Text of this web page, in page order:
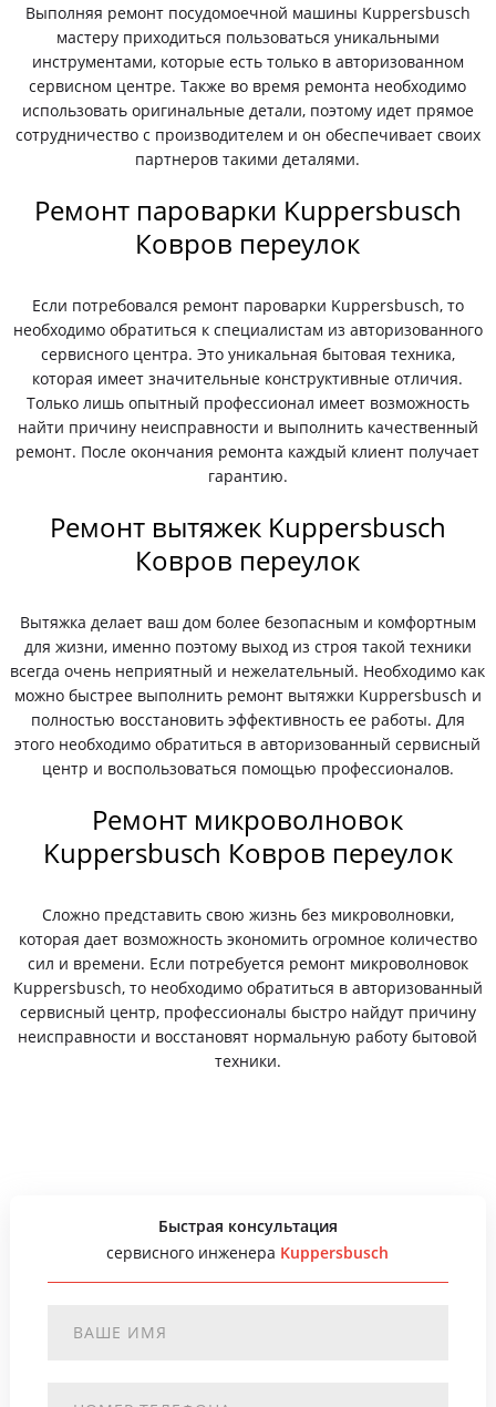
Выполняя ремонт посудомоечной машины Kuppersbusch
мастеру приходиться пользоваться уникальными
инструментами, которые есть только в авторизованном
сервисном центре. Также во время ремонта необходимо
использовать оригинальные детали, поэтому идет прямое
сотрудничество с производителем и он обеспечивает своих
партнеров такими деталями.
Ремонт пароварки Kuppersbusch
Ковров переулок
Если потребовался ремонт пароварки Kuppersbusch, то
необходимо обратиться к специалистам из авторизованного
сервисного центра. Это уникальная бытовая техника,
которая имеет значительные конструктивные отличия.
Только лишь опытный профессионал имеет возможность
найти причину неисправности и выполнить качественный
ремонт. После окончания ремонта каждый клиент получает
гарантию.
Ремонт вытяжек Kuppersbusch
Ковров переулок
Вытяжка делает ваш дом более безопасным и комфортным
для жизни, именно поэтому выход из строя такой техники
всегда очень неприятный и нежелательный. Необходимо как
можно быстрее выполнить ремонт вытяжки Kuppersbusch и
полностью восстановить эффективность ее работы. Для
этого необходимо обратиться в авторизованный сервисный
центр и воспользоваться помощью профессионалов.
Ремонт микроволновок
Kuppersbusch Ковров переулок
Сложно представить свою жизнь без микроволновки,
которая дает возможность экономить огромное количество
сил и времени. Если потребуется ремонт микроволновок
Kuppersbusch, то необходимо обратиться в авторизованный
сервисный центр, профессионалы быстро найдут причину
неисправности и восстановят нормальную работу бытовой
техники.
Быстрая консультация
сервисного инженера Kuppersbusch